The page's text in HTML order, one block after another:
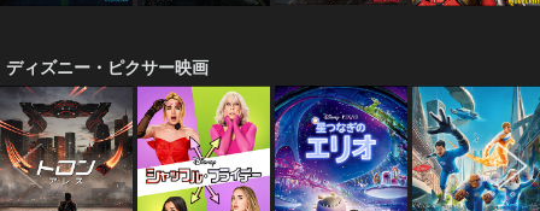
ディズニー・ピクサー映画